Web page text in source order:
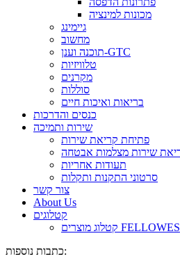
מכונות למינציה
גיימינג
מחשוב
תוכנה וענן-GTC
טלוויזיות
מקרנים
סוללות
בריאות ואיכות חיים
כנסים והדרכות
שירות ותמיכה
פתיחת קריאת שירות
תעודות אחריות
סרטוני התקנות ותקלות
צור קשר
About Us
קטלוגים
קטלוג מוצרים FELLOWES
כתבות נוספות: